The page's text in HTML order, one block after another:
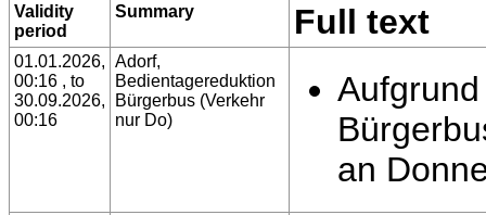
Validity
period
Summary Full text
01.01.2026,
00:16 , to
30.09.2026,
00:16
Adorf,
Bedientagereduktion
Bürgerbus (Verkehr
nur Do)
an